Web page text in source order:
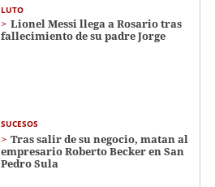
LUTO
Lionel Messi llega a Rosario tras
fallecimiento de su padre Jorge
SUCESOS
Tras salir de su negocio, matan al
empresario Roberto Becker en San
Pedro Sula